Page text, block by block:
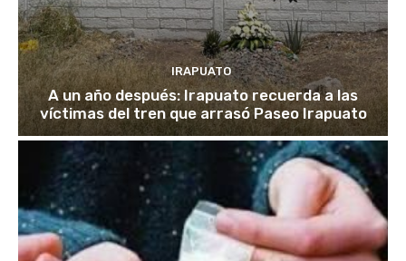
IRAPUATO
A un año después: Irapuato recuerda a las
víctimas del tren que arrasó Paseo Irapuato